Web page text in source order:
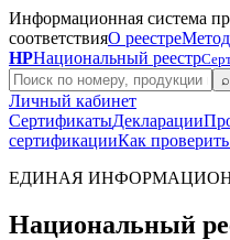
Информационная система
соответствияО реестре
НРНациональный реестр
⌕
Личный кабинет
СертификатыДекларации
сертификацииКак
ЕДИНАЯ
Национальный